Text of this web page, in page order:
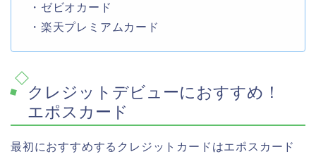
・ゼビオカード
・楽天プレミアムカード
クレジットデビューにおすすめ！
エポスカード
最初におすすめするクレジットカードはエポスカード